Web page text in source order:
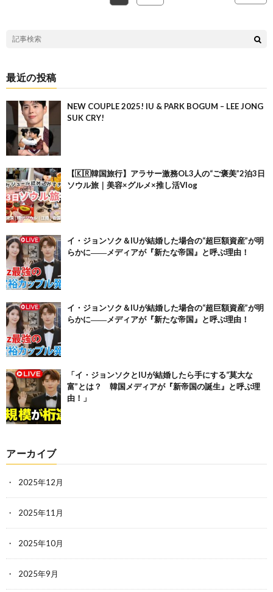
最近の投稿
NEW COUPLE 2025! IU & PARK BOGUM – LEE JONG
SUK CRY!
【🇰🇷韓国旅行】アラサー激務OL3人の“ご褒美”2泊3日
ソウル旅｜美容×グルメ×推し活Vlog
イ・ジョンソク＆IUが結婚した場合の“超巨額資産”が明
らかに――メディアが『新たな帝国』と呼ぶ理由！
イ・ジョンソク＆IUが結婚した場合の“超巨額資産”が明
らかに――メディアが『新たな帝国』と呼ぶ理由！
「イ・ジョンソクとIUが結婚したら手にする“莫大な
富”とは？ 韓国メディアが『新帝国の誕生』と呼ぶ理
由！」
アーカイブ
2025年12月
2025年11月
2025年10月
2025年9月